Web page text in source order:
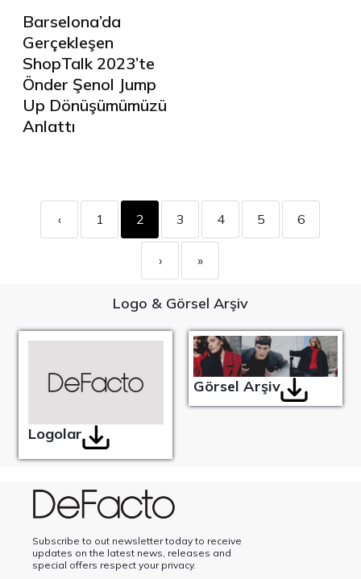
Barselona’da
Gerçekleşen
ShopTalk 2023’te
Önder Şenol Jump
Up Dönüşümümüzü
Anlattı
‹ 1 2 3 4 5 6
› »
Logo & Görsel Arşiv
Logolar
Görsel Arşiv
Subscribe to out newsletter today to receive
updates on the latest news, releases and
special offers respect your privacy.